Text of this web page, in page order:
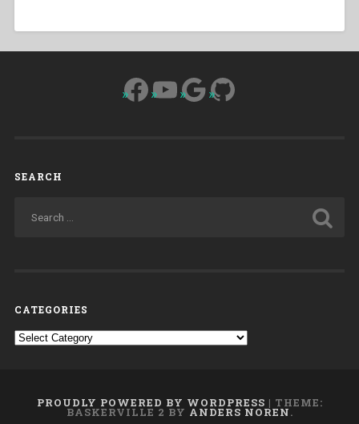
Facebook
YouTube
Google
GitHub
SEARCH
CATEGORIES
Categories
PROUDLY POWERED BY WORDPRESS | THEME:
BASKERVILLE 2 BY ANDERS NOREN.